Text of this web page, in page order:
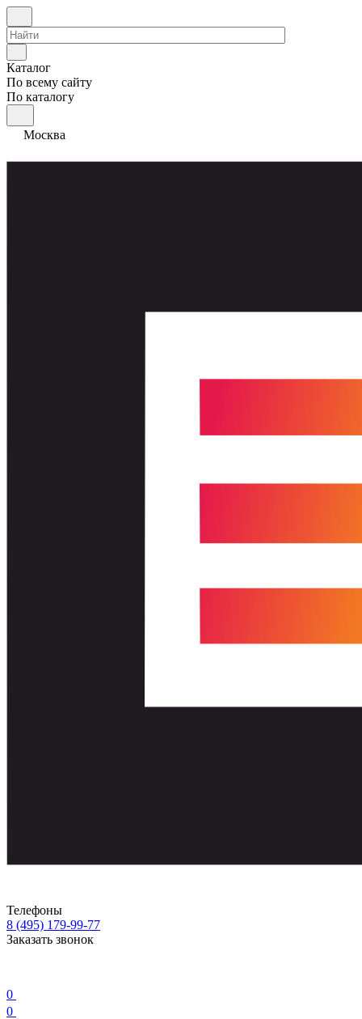
Каталог
По всему сайту
По каталогу
Москва
Телефоны
8 (495) 179-99-77
Заказать звонок
0
0